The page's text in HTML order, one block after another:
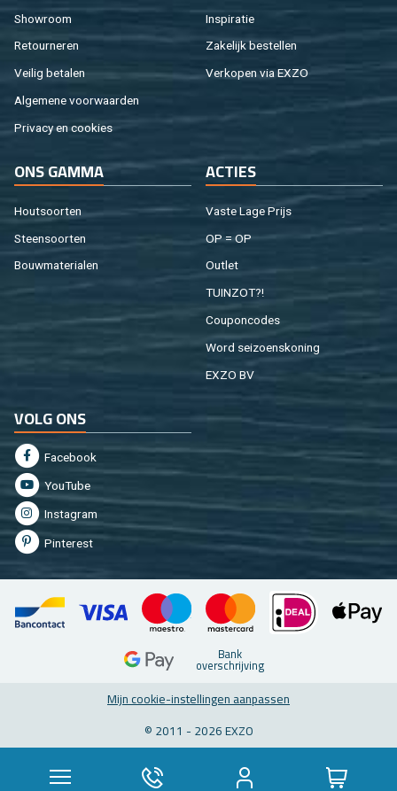
Show­room
Re­tour­ne­ren
Vei­lig be­ta­len
Al­ge­me­ne voor­waar­den
Pri­va­cy en coo­kies
In­spi­ra­tie
Za­ke­lijk be­stel­len
Ver­ko­pen via EXZO
ONS GAMMA
Hout­soor­ten
Steen­soor­ten
Bouw­ma­te­ri­a­len
AC­TIES
Vaste Lage Prijs
OP = OP
Out­let
TUIN­ZOT?!
Cou­pon­co­des
Word sei­zoens­ko­ning
EXZO BV
VOLG ONS
Fa­cebook
You­Tu­be
In­st­agram
Pin­te­rest
Bank
over­schrij­ving
Mijn coo­kie-in­stel­lin­gen aan­pas­sen
© 2011 - 2026 EXZO